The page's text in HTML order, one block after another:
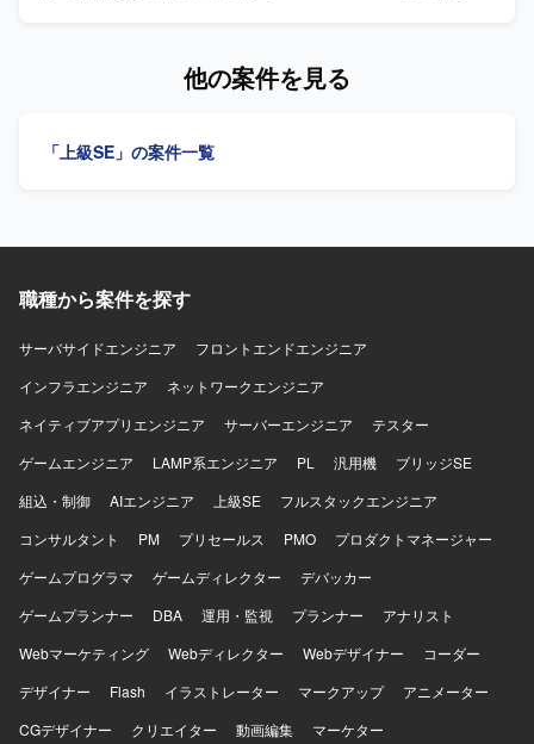
成を担当いただきます。 【求める人物像】 システム全体の
支援できる方を求めています。 理論だけでなく実務に基づ
ェクトにおいて、提案段階からグランドデザイン策定に関
件の両面からシステム全体を設計し、要件定義フェーズま
を大きく高めることができます。 リード枠だけでなくメン
ルを実案件を通じて強化できる環境です。 【開発環境】 特
定製品に依存しない形で、案件ごとの要件に応じた最適な
システムアーキテクチャや技術構成を検討していただきま
す。
ただける方を求めております。 【ポジションの魅力】 基幹
SAPスキルを高めていただけます。 【開発環境】 SAP
他の案件を見る
「上級SE」の案件一覧
職種から案件を探す
サーバサイドエンジニア
フロントエンドエンジニア
インフラエンジニア
ネットワークエンジニア
ネイティブアプリエンジニア
サーバーエンジニア
テスター
ゲームエンジニア
LAMP系エンジニア PL 汎用機
ブリッジSE
組込・制御
AIエンジニア 上級SE
フルスタックエンジニア
コンサルタント
PM プリセールス PMO
プロダクトマネージャー
ゲームプログラマ
ゲームディレクター
デバッカー
ゲームプランナー
DBA 運用・監視 プランナー
アナリスト
Webマーケティング
Webディレクター Webデザイナー
コーダー
デザイナー
Flash イラストレーター マークアップ
アニメーター
CGデザイナー
クリエイター 動画編集
マーケター